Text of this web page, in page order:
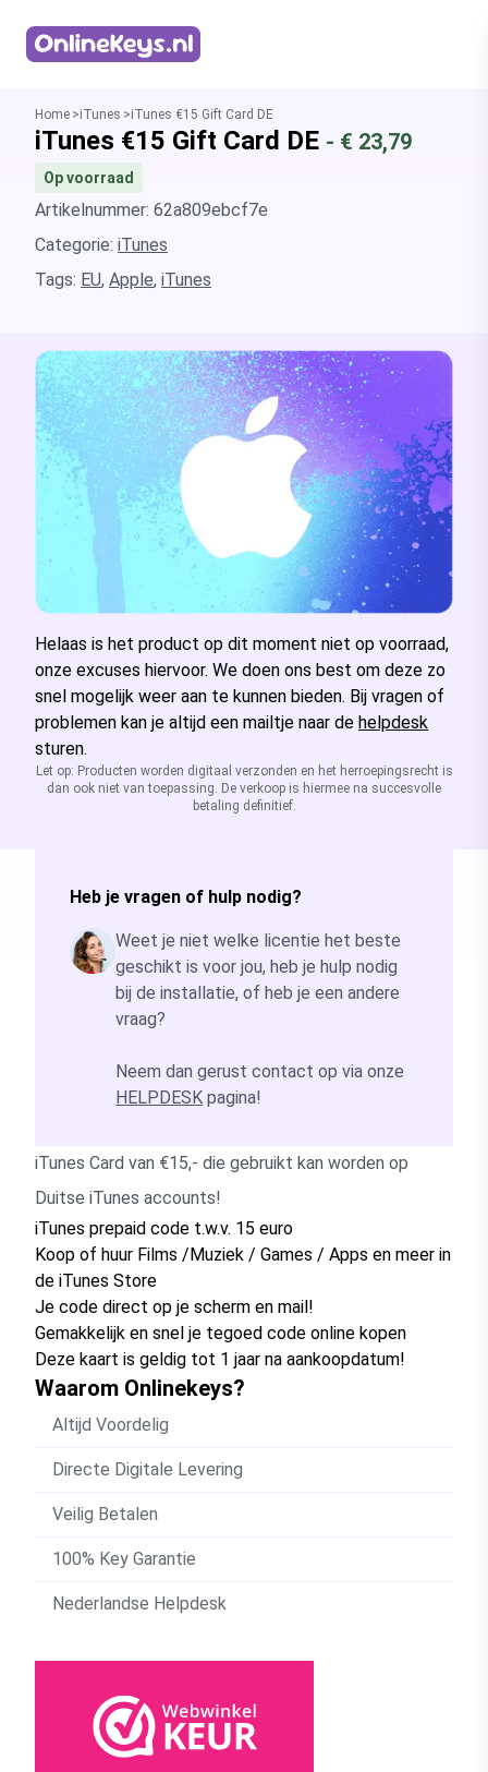
Home iTunes iTunes €15 Gift Card DE
iTunes €15 Gift Card DE - € 23,79
Op voorraad
Artikelnummer: 62a809ebcf7e
Categorie: iTunes
Tags: EU, Apple, iTunes
Helaas is het product op dit moment niet op voorraad,
onze excuses hiervoor. We doen ons best om deze zo
snel mogelijk weer aan te kunnen bieden. Bij vragen of
problemen kan je altijd een mailtje naar de helpdesk
sturen.
Let op: Producten worden digitaal verzonden en het herroepingsrecht is
dan ook niet van toepassing. De verkoop is hiermee na succesvolle
betaling definitief.
Heb je vragen of hulp nodig?
Weet je niet welke licentie het beste
geschikt is voor jou, heb je hulp nodig
bij de installatie, of heb je een andere
vraag?
Neem dan gerust contact op via onze
HELPDESK pagina!
iTunes Card van €15,- die gebruikt kan worden op
Duitse iTunes accounts!
iTunes prepaid code t.w.v. 15 euro
Koop of huur Films /Muziek / Games / Apps en meer in
de iTunes Store
Je code direct op je scherm en mail!
Gemakkelijk en snel je tegoed code online kopen
Deze kaart is geldig tot 1 jaar na aankoopdatum!
Waarom Onlinekeys?
Altijd Voordelig
Directe Digitale Levering
Veilig Betalen
100% Key Garantie
Nederlandse Helpdesk